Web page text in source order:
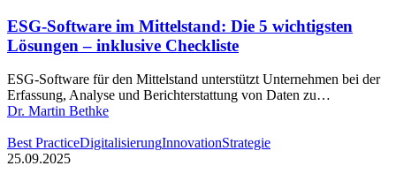
Mittelstand:
Die
5
Lösungen
–
inklusive
ESG-Software im Mittelstand: Die 5 wichtigsten
Lösungen – inklusive Checkliste
ESG-Software für den Mittelstand unterstützt Unternehmen bei der
Erfassung, Analyse und Berichterstattung von Daten zu…
Dr. Martin Bethke
Datenqualität
statt
Best PracticeDigitalisierungInnovationStrategie
25.09.2025